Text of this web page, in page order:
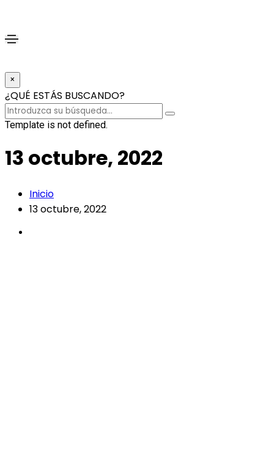
×
¿QUÉ ESTÁS BUSCANDO?
Template is not defined.
13 octubre, 2022
Inicio
13 octubre, 2022